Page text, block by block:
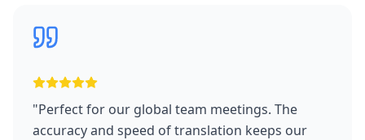
"Perfect for our global team meetings. The
accuracy and speed of translation keeps our